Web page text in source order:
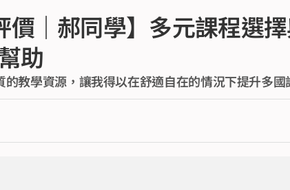
價｜郝同學】多元課程選
助
教學資源，讓我得以在舒適自在的情況下提升多國